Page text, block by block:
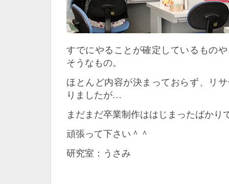
すでにやることが確定しているもの
そうなもの。
ほとんど内容が決まっておらず、リ
りましたが…
まだまだ卒業制作ははじまったばかり
頑張って下さい＾＾
研究室：うさみ